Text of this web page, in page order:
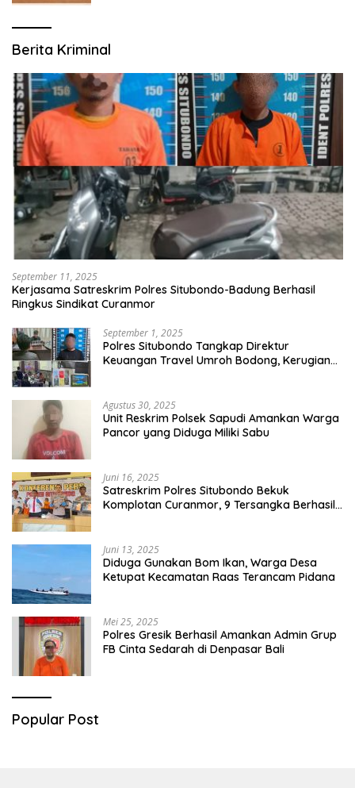
Berita Kriminal
September 11, 2025
Kerjasama Satreskrim Polres Situbondo-Badung Berhasil
Ringkus Sindikat Curanmor
September 1, 2025
Polres Situbondo Tangkap Direktur
Keuangan Travel Umroh Bodong, Kerugian
Agustus 30, 2025
Unit Reskrim Polsek Sapudi Amankan Warga
Pancor yang Diduga Miliki Sabu
Juni 16, 2025
Satreskrim Polres Situbondo Bekuk
Komplotan Curanmor, 9 Tersangka Berhasil
Juni 13, 2025
Diduga Gunakan Bom Ikan, Warga Desa
Ketupat Kecamatan Raas Terancam Pidana
Mei 25, 2025
Polres Gresik Berhasil Amankan Admin Grup
FB Cinta Sedarah di Denpasar Bali
Popular Post